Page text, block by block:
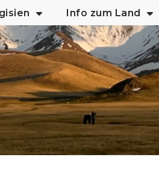
Info zum Land